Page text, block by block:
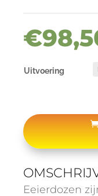
€
Uitvoering
Eeierdozen